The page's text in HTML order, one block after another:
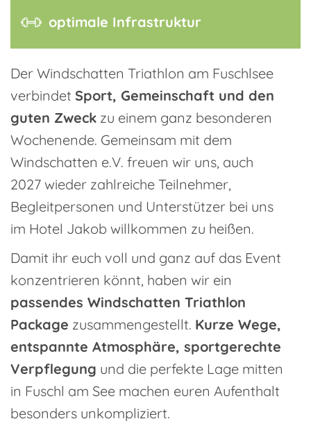
optimale Infrastruktur
Der Windschatten Triathlon am Fuschlsee
verbindet Sport, Gemeinschaft und den
guten Zweck zu einem ganz besonderen
Wochenende. Gemeinsam mit dem
Windschatten e.V. freuen wir uns, auch
2027 wieder zahlreiche Teilnehmer,
Begleitpersonen und Unterstützer bei uns
im Hotel Jakob willkommen zu heißen.
Damit ihr euch voll und ganz auf das Event
konzentrieren könnt, haben wir ein
passendes Windschatten Triathlon
Package zusammengestellt. Kurze Wege,
entspannte Atmosphäre, sportgerechte
Verpflegung und die perfekte Lage mitten
in Fuschl am See machen euren Aufenthalt
besonders unkompliziert.